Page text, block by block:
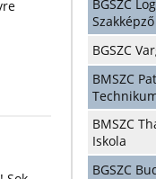
BGSZC
BGSZC
BMSZC
BMSZC
Iskola
BGSZC